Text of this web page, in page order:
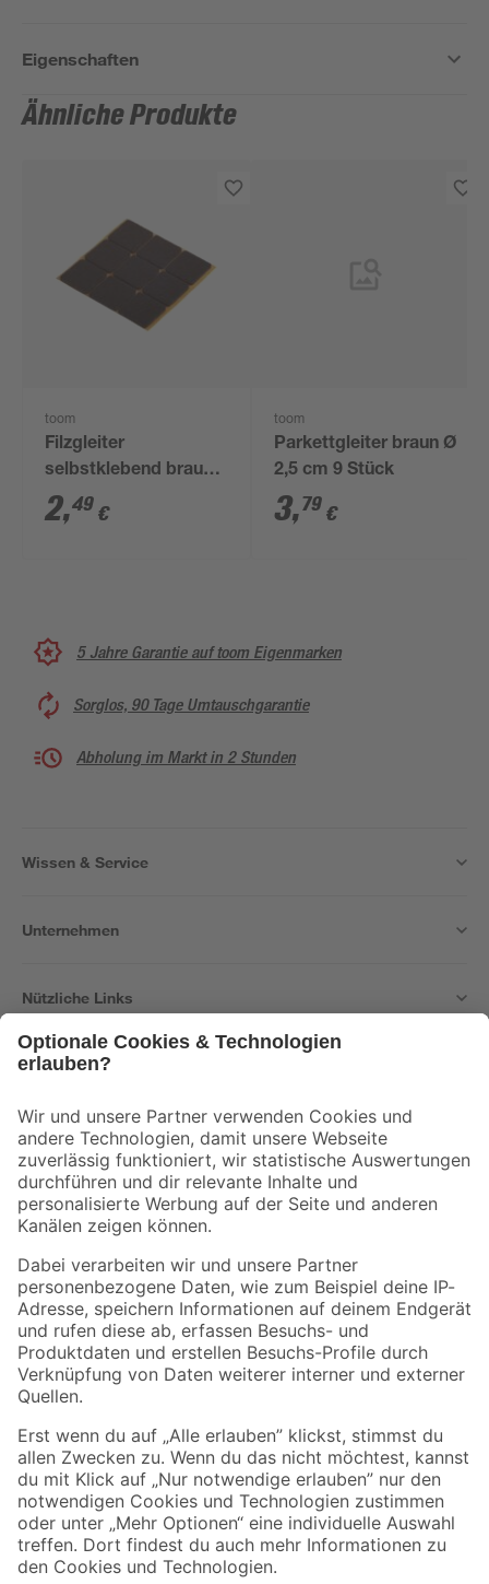
Eigenschaften
Ähnliche Produkte
toom
Filzgleiter
selbstklebend braun
25 x 25 mm 9 Stück
2,49 €
toom
Parkettgleiter braun Ø
2,5 cm 9 Stück
3,79 €
5 Jahre Garantie auf toom Eigenmarken
Sorglos, 90 Tage Umtauschgarantie
Abholung im Markt in 2 Stunden
Wissen & Service
Unternehmen
Nützliche Links
Der toom Newsletter: Keine Angebote und Aktionen mehr verpassen!
Zur Newsletter Anmeldung
Folge uns
Zahlungsarten Versandarten
Sicher einkaufen
Jetzt die toom-App herunterladen